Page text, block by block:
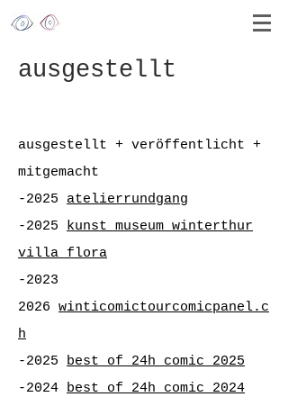
ausgestellt
ausgestellt + veröffentlicht +
mitgemacht
-2025 atelierrundgang
-2025 kunst museum winterthur
villa flora
-2023
2026 winticomictourcomicpanel.c
h
-2025 best of 24h comic 2025
-2024 best of 24h comic 2024